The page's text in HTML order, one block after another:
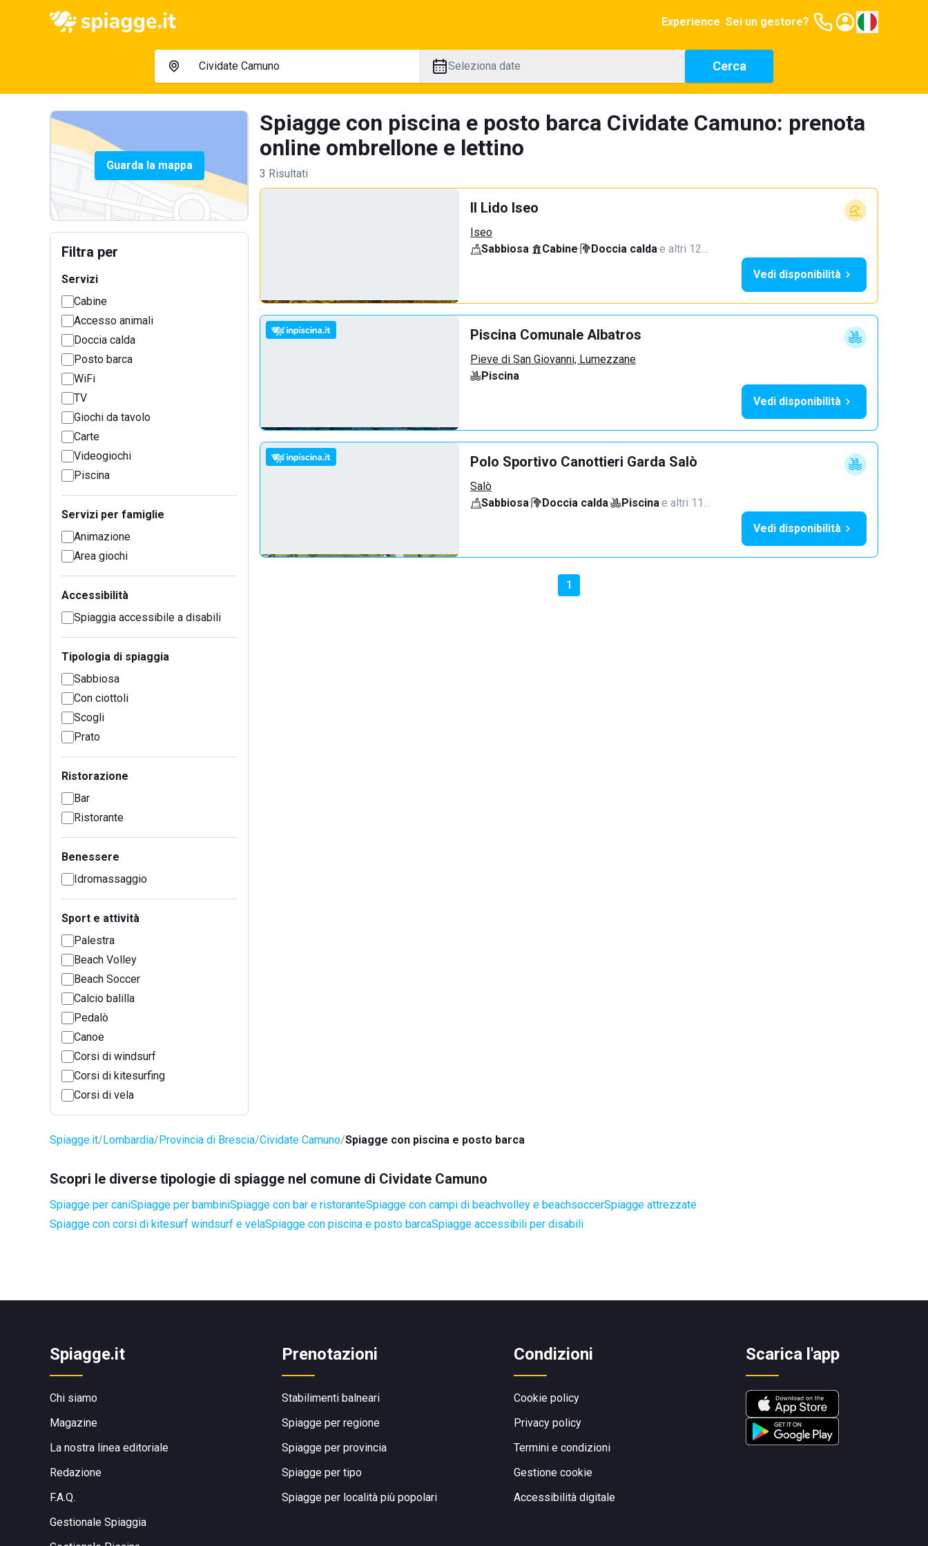
Experience Sei un gestore?
Seleziona date Cerca
Guarda la mappa
Filtra per
Servizi
Cabine
Accesso animali
Doccia calda
Posto barca
WiFi
TV
Giochi da tavolo
Carte
Videogiochi
Piscina
Servizi per famiglie
Animazione
Area giochi
Accessibilità
Spiaggia accessibile a disabili
Tipologia di spiaggia
Sabbiosa
Con ciottoli
Scogli
Prato
Ristorazione
Bar
Ristorante
Benessere
Idromassaggio
Sport e attività
Palestra
Beach Volley
Beach Soccer
Calcio balilla
Pedalò
Canoe
Corsi di windsurf
Corsi di kitesurfing
Corsi di vela
Spiagge con piscina e posto barca Cividate Camuno: prenota
online ombrellone e lettino
3 Risultati
Il Lido Iseo
Iseo
Sabbiosa· Cabine· Doccia calda·e altri 12…
Vedi disponibilità
Piscina Comunale Albatros
Pieve di San Giovanni, Lumezzane
Piscina
Vedi disponibilità
Polo Sportivo Canottieri Garda Salò
Salò
Sabbiosa· Doccia calda· Piscina·e altri 11…
Vedi disponibilità
1
Spiagge.it Lombardia Provincia di Brescia Cividate Camuno Spiagge con piscina e posto barca
Scopri le diverse tipologie di spiagge nel comune di Cividate Camuno
Spiagge per caniSpiagge per bambiniSpiagge con bar e ristoranteSpiagge con campi di beachvolley e beachsoccerSpiagge attrezzate
Spiagge con corsi di kitesurf windsurf e velaSpiagge con piscina e posto barcaSpiagge accessibili per disabili
Spiagge.it
Chi siamo
Magazine
La nostra linea editoriale
Redazione
F.A.Q.
Gestionale Spiaggia
Prenotazioni
Stabilimenti balneari
Spiagge per regione
Spiagge per provincia
Spiagge per tipo
Spiagge per località più popolari
Condizioni
Cookie policy
Privacy policy
Termini e condizioni
Gestione cookie
Accessibilità digitale
Scarica l'app